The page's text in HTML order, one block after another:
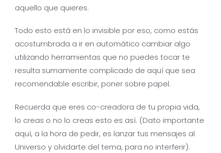
aquello que quieres.
Todo esto está en lo invisible por eso, como estás
acostumbrada a ir en automático cambiar algo
utilizando herramientas que no puedes tocar te
resulta sumamente complicado de aquí que sea
recomendable escribir, poner sobre papel.
Recuerda que eres co-creadora de tu propia vida,
lo creas o no lo creas esto es así. (Dato importante
aquí, a la hora de pedir, es lanzar tus mensajes al
Universo y olvidarte del tema, para no interferir).